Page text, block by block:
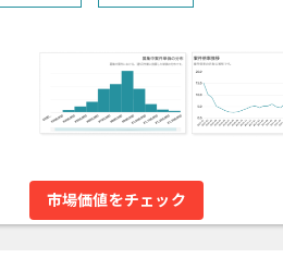
市場価値をチェック